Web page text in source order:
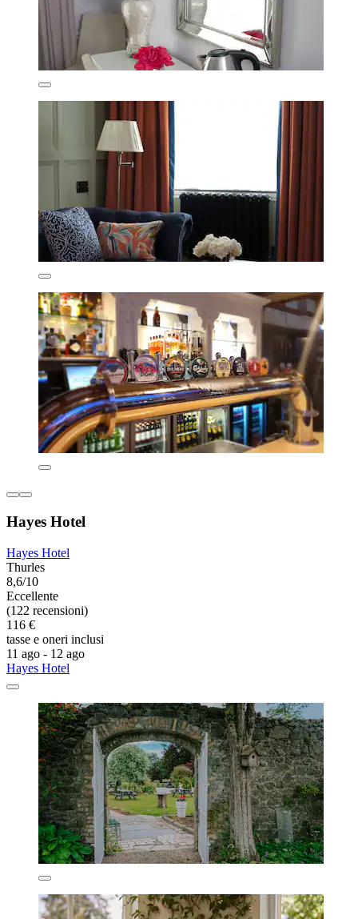
Hayes Hotel
Hayes Hotel
Thurles
8,6/10
Eccellente
(122 recensioni)
116 €
tasse e oneri inclusi
11 ago - 12 ago
Hayes Hotel